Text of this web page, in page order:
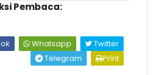
Pembaca:
Whatsapp
Twitter
Telegram
Print